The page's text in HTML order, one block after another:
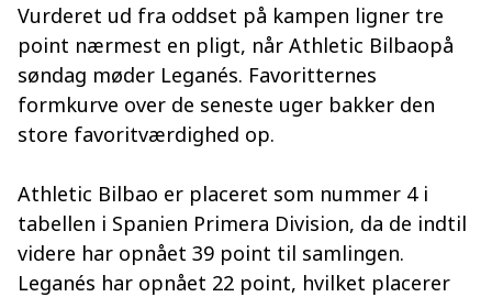
Vurderet ud fra oddset på kampen ligner tre
point nærmest en pligt, når Athletic Bilbaopå
søndag møder Leganés. Favoritternes
formkurve over de seneste uger bakker den
store favoritværdighed op.
Athletic Bilbao er placeret som nummer 4 i
tabellen i Spanien Primera Division, da de indtil
videre har opnået 39 point til samlingen.
Leganés har opnået 22 point, hvilket placerer